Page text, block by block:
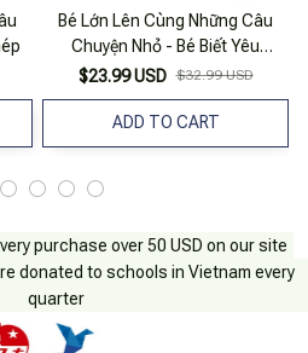
Bé Lớn Lên Cùng Những Câu
Chuyện Nhỏ - Bé Biết Yêu
Thương
$23.99 USD $32.99 USD
ADD TO CART
purchase over 50 USD on our site
donated to schools in Vietnam every
quarter